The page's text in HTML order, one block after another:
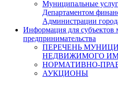
Муниципальные
Департаментом
Администрации
Информация для субъектов
предпринимательства
ПЕРЕЧЕНЬ
НЕДВИЖИМОГО
НОРМАТИВНО-
АУКЦИОНЫ